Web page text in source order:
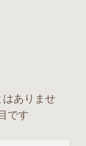
ありませ
です